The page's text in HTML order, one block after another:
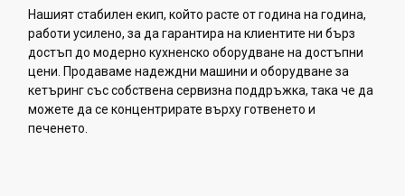
Нашият стабилен екип, който расте от година на година,
работи усилено, за да гарантира на клиентите ни бърз
достъп до модерно кухненско оборудване на достъпни
цени. Продаваме надеждни машини и оборудване за
кетъринг със собствена сервизна поддръжка, така че да
можете да се концентрирате върху готвенето и
печенето.